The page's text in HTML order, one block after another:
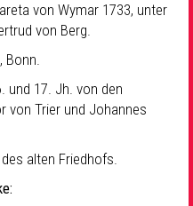
von Wymar 1733, unter
von Berg.
Bonn.
und 17. Jh. von den
von Trier und Johannes
alten Friedhofs.